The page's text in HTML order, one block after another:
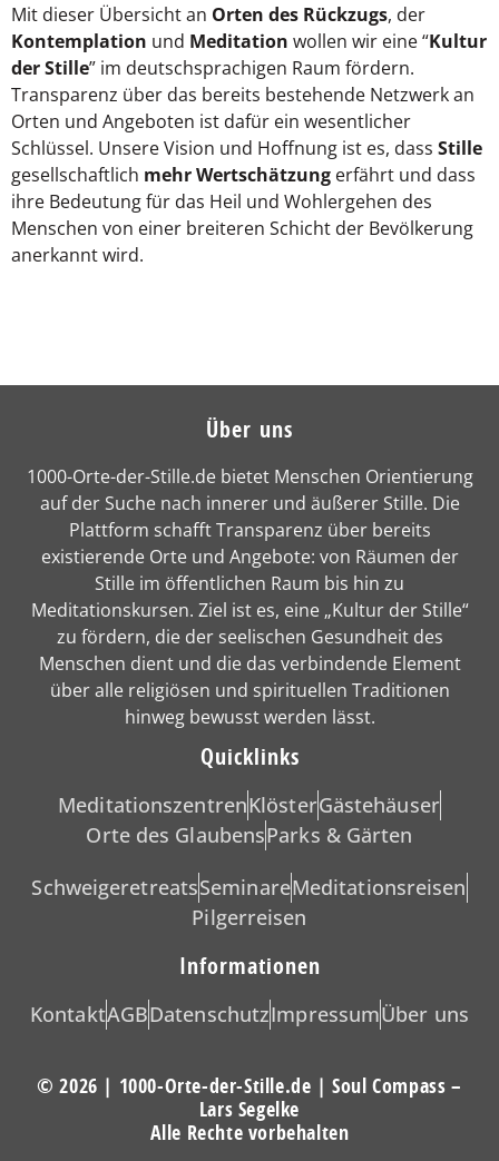
Mit dieser Übersicht an Orten des Rückzugs, der
Kontemplation und Meditation wollen wir eine “Kultur
der Stille” im deutschsprachigen Raum fördern.
Transparenz über das bereits bestehende Netzwerk an
Orten und Angeboten ist dafür ein wesentlicher
Schlüssel. Unsere Vision und Hoffnung ist es, dass Stille
gesellschaftlich mehr Wertschätzung erfährt und dass
ihre Bedeutung für das Heil und Wohlergehen des
Menschen von einer breiteren Schicht der Bevölkerung
anerkannt wird.
Über uns
1000-Orte-der-Stille.de bietet Menschen Orientierung
auf der Suche nach innerer und äußerer Stille. Die
Plattform schafft Transparenz über bereits
existierende Orte und Angebote: von Räumen der
Stille im öffentlichen Raum bis hin zu
Meditationskursen. Ziel ist es, eine „Kultur der Stille“
zu fördern, die der seelischen Gesundheit des
Menschen dient und die das verbindende Element
über alle religiösen und spirituellen Traditionen
hinweg bewusst werden lässt.
Quicklinks
MeditationszentrenKlösterGästehäuser
Orte des GlaubensParks & Gärten
SchweigeretreatsSeminareMeditationsreisen
Pilgerreisen
Informationen
KontaktAGBDatenschutzImpressumÜber uns
© 2026 | 1000-Orte-der-Stille.de | Soul Compass –
Lars Segelke
Alle Rechte vorbehalten